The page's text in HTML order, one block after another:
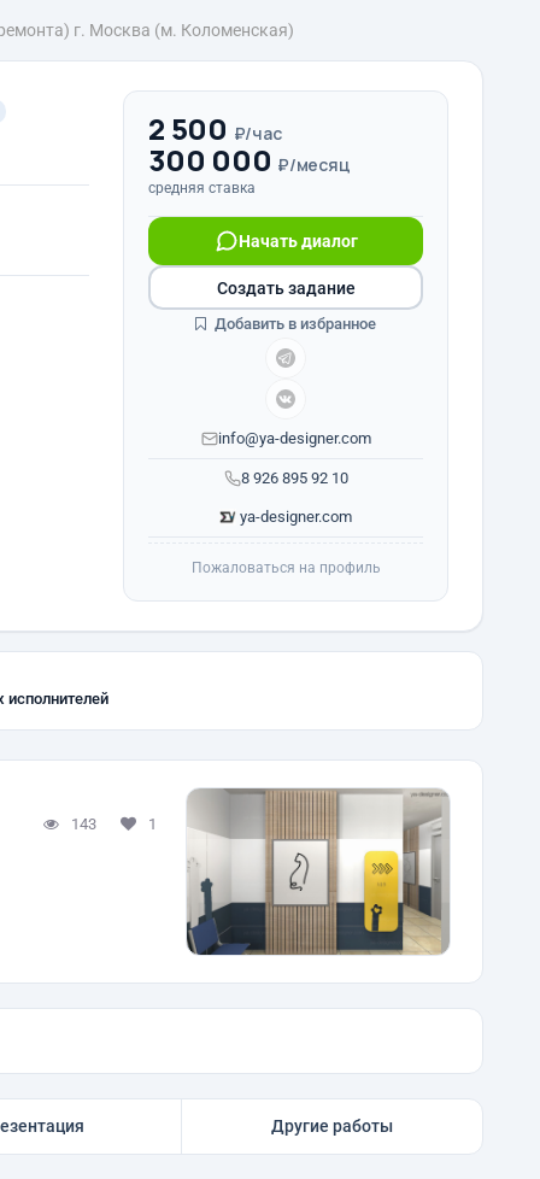
г. Москва (м. Коломенская)
2 500 ₽/час
300 000 ₽/месяц
средняя ставка
8 926 895 92 10
Начать диалог
info@ya-designer.com
ya-designer.com
Создать задание
Добавить в избранное
Пожаловаться на профиль
143 1
Другие работы